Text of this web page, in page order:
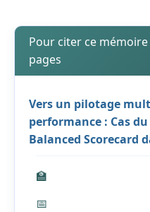
Pour citer ce
pages
Vers un pilotage
performance : Cas
Balanced Scorecard
🏫
📅